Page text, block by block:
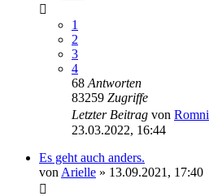
1
2
3
4
68 Antworten
83259 Zugriffe
Letzter Beitrag von Romni
23.03.2022, 16:44
Es geht auch anders.
von Arielle » 13.09.2021, 17:40